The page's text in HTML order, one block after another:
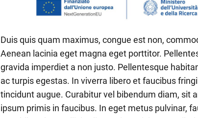
Duis quis quam maximus, congue est non,
Aenean lacinia eget magna eget porttitor.
gravida imperdiet a non justo. Pellentesque
ac turpis egestas. In viverra libero et faucibus
tincidunt augue. Curabitur vel bibendum diam, sit
ipsum primis in faucibus. In eget metus pulvinar,